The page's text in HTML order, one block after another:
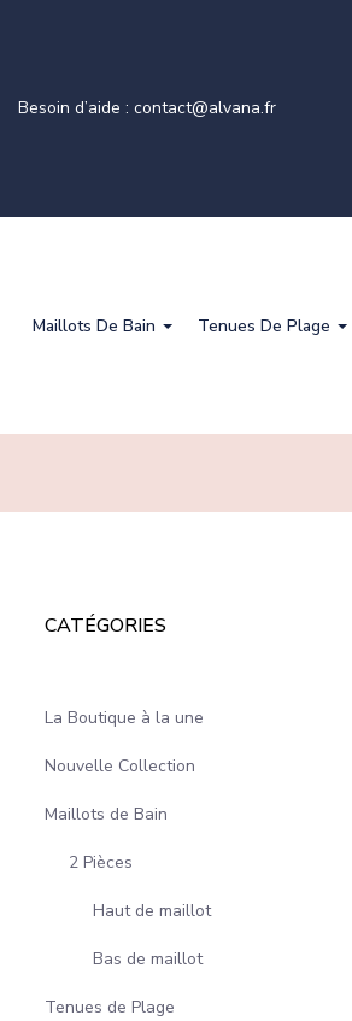
Besoin d’aide : contact@alvana.fr
Maillots De Bain Tenues De Plage
CATÉGORIES
La Boutique à la une
Nouvelle Collection
Maillots de Bain
2 Pièces
Haut de maillot
Bas de maillot
Tenues de Plage